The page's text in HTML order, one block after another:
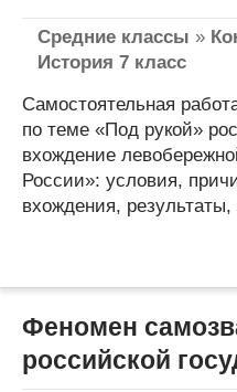
Средние классы »
История 7 класс
Самостоятельная
по теме «Под рукой»
вхождение
России»: условия,
вхождения, результаты,
Феномен
российской